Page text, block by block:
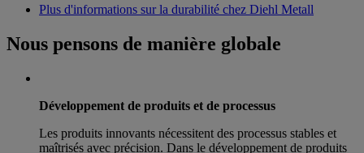
Plus d'informations sur la durabilité chez Diehl Metall
Nous pensons de manière globale
Développement de produits et de processus
Les produits innovants nécessitent des processus stables et
maîtrisés avec précision. Dans le développement de produits